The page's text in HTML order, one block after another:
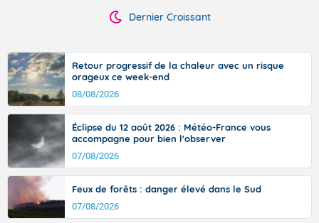
Dernier Croissant
Retour progressif de la chaleur avec un risque
orageux ce week-end
08/08/2026
Éclipse du 12 août 2026 : Météo-France vous
accompagne pour bien l'observer
07/08/2026
Feux de forêts : danger élevé dans le Sud
07/08/2026